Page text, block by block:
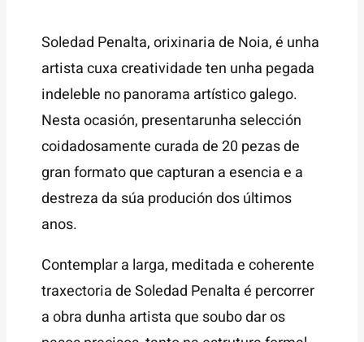
Soledad Penalta, orixinaria de Noia, é unha
artista cuxa creatividade ten unha pegada
indeleble no panorama artístico galego.
Nesta ocasión, presentarunha selección
coidadosamente curada de 20 pezas de
gran formato que capturan a esencia e a
destreza da súa produción dos últimos
anos.
Contemplar a larga, meditada e coherente
traxectoria de Soledad Penalta é percorrer
a obra dunha artista que soubo dar os